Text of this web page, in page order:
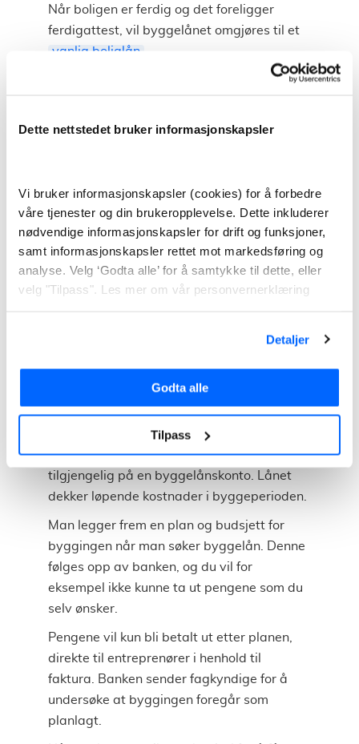
Dette nettstedet bruker informasjonskapsler
Vi bruker informasjonskapsler (cookies) for å forbedre
våre tjenester og din brukeropplevelse. Dette inkluderer
nødvendige informasjonskapsler for drift og funksjoner,
samt informasjonskapsler rettet mot markedsføring og
analyse. Velg ‘Godta alle’ for å samtykke til dette, eller
velg "Tilpass". Les mer om vår personvernerklæring
Detaljer
Godta alle
Tilpass
Når boligen er ferdig og det foreligger
ferdigattest, vil byggelånet omgjøres til et
vanlig boliglån
Du betaler også en provisjon til banken
et ordinært boliglån, så vil det lønne seg at
byggeperioden er kortest mulig. Slik at
lånet blir omgjort til boliglån så raskt som
mulig.
God planlegging av byggeprosessen vil
Slik fungerer et
byggelån
Etter du har fått innvilget
byggelånsrammen, blir pengene
tilgjengelig på en byggelånskonto. Lånet
dekker løpende kostnader i byggeperioden.
Man legger frem en plan og budsjett for
byggingen når man søker byggelån. Denne
følges opp av banken, og du vil for
eksempel ikke kunne ta ut pengene som du
selv ønsker.
Pengene vil kun bli betalt ut etter planen,
direkte til entreprenører i henhold til
faktura. Banken sender fagkyndige for å
undersøke at byggingen foregår som
planlagt.